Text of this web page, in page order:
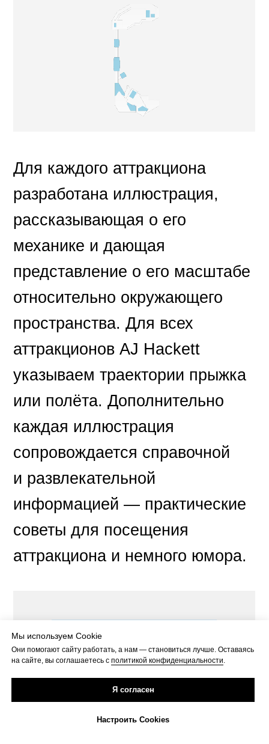
Мы используем Cookie
Они помогают сайту работать, а нам — становиться лучше. Оставаясь
на сайте, вы соглашаетесь с политикой конфиденциальности.
Я согласен
Настроить Cookies
Для каждого аттракциона
разработана иллюстрация,
рассказывающая о его
механике и дающая
представление о его масштабе
относительно окружающего
пространства. Для всех
аттракционов AJ Hackett
указываем траектории прыжка
или полёта. Дополнительно
каждая иллюстрация
сопровождается справочной
и развлекательной
информацией — практические
советы для посещения
аттракциона и немного юмора.